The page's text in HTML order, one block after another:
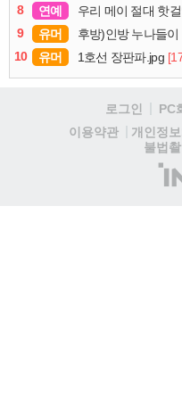
8
연예 우리 메이 절대 핫
9
유머 후방)인방 누나들이
10
유머 1호선 장판파.jpg
로그인 PC
이용약관
개인정
불법